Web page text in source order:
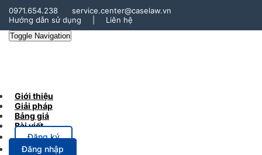
0971.654.238
service.center@caselaw.vn
Hướng dẫn sử dụng
Liên hệ
Toggle Navigation
Giới thiệu
Giải pháp
Bảng giá
Bài viết
Đăng ký
Đăng nhập